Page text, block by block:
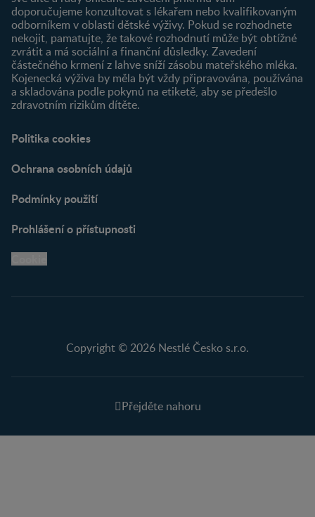
doporučujeme konzultovat s lékařem nebo kvalifikovaným
odborníkem v oblasti dětské výživy. Pokud se rozhodnete
nekojit, pamatujte, že takové rozhodnutí může být obtížné
zvrátit a má sociální a finanční důsledky. Zavedení
částečného krmení z lahve sníží zásobu mateřského mléka.
Kojenecká výživa by měla být vždy připravována, používána
a skladována podle pokynů na etiketě, aby se předešlo
zdravotním rizikům dítěte.
Politika cookies
Ochrana osobních údajů
Podmínky použití
Prohlášení o přístupnosti
Copyright © 2026 Nestlé Česko s.r.o.
Přejděte nahoru